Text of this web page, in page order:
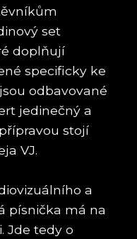
set
doplňují
specificky ke
odbavované
jedinečný a
stojí
VJ.
a
písnička má na
Jde tedy o